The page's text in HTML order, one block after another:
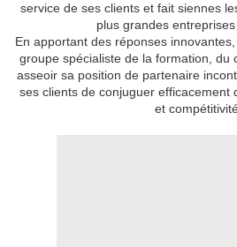
service de ses clients et fait siennes
plus grandes entreprises
En apportant des réponses
groupe spécialiste de la formation, du
asseoir sa position de partenaire
ses clients de conjuguer efficacement
et